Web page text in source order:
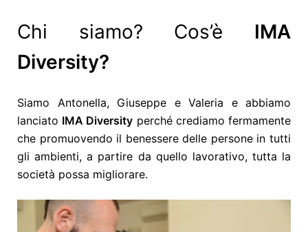
Chi siamo? Cos’è IMA
Diversity?
Siamo Antonella, Giuseppe e Valeria e abbiamo
lanciato IMA Diversity perché crediamo fermamente
che promuovendo il benessere delle persone in tutti
gli ambienti, a partire da quello lavorativo, tutta la
società possa migliorare.